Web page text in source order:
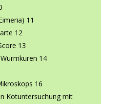
11
12
13
14
16
Kotuntersuchung mit